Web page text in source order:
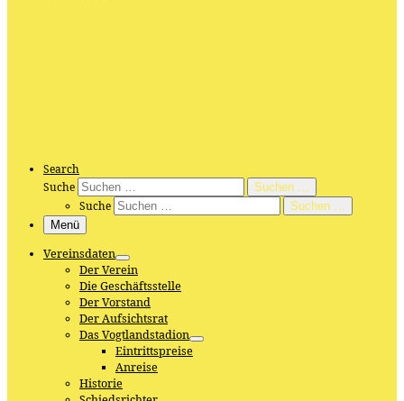
Search
Suche
Suchen …
Suche
Suchen …
Menü
Vereinsdaten
Der Verein
Die Geschäftsstelle
Der Vorstand
Der Aufsichtsrat
Das Vogtlandstadion
Eintrittspreise
Anreise
Historie